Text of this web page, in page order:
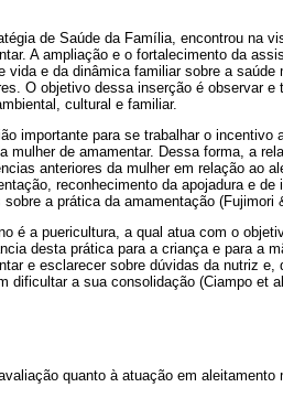
de Saúde da Família, encontrou na
A ampliação e o fortalecimento da
e da dinâmica familiar sobre a saúde
O objetivo dessa inserção é observar e
cultural e familiar.
importante para se trabalhar o incentivo
de amamentar. Dessa forma, a
anteriores da mulher em relação ao
reconhecimento da apojadura e de
a prática da amamentação (Fujimori
é a puericultura, a qual atua com o
desta prática para a criança e para a
e esclarecer sobre dúvidas da nutriz e,
dificultar a sua consolidação (Ciampo et
quanto à atuação em aleitamento